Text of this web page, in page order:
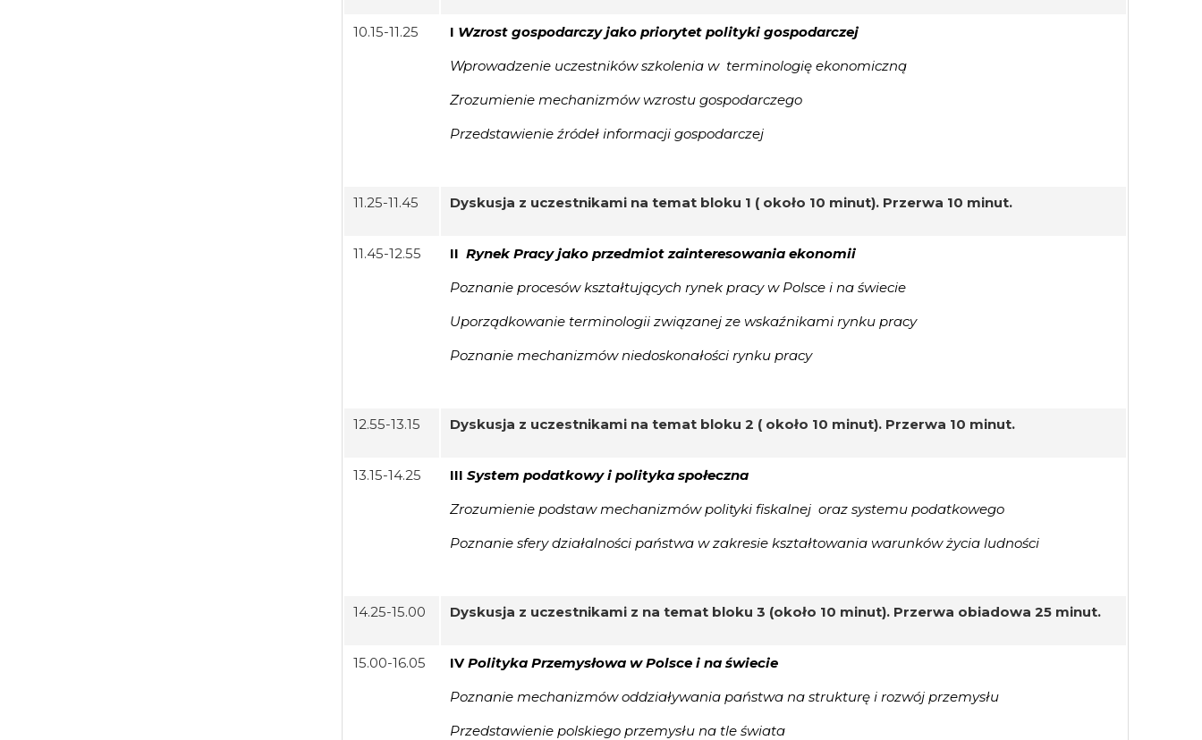
10.15-11.25 I Wzrost gospodarczy jako priorytet polityki gospodarczej
Wprowadzenie uczestników szkolenia w terminologię ekonomiczną
Zrozumienie mechanizmów wzrostu gospodarczego
Przedstawienie źródeł informacji gospodarczej
11.25-11.45 Dyskusja z uczestnikami na temat bloku 1 ( około 10 minut). Przerwa 10 minut.
11.45-12.55 II Rynek Pracy jako przedmiot zainteresowania ekonomii
Poznanie procesów kształtujących rynek pracy w Polsce i na świecie
Uporządkowanie terminologii związanej ze wskaźnikami rynku pracy
Poznanie mechanizmów niedoskonałości rynku pracy
12.55-13.15 Dyskusja z uczestnikami na temat bloku 2 ( około 10 minut). Przerwa 10 minut.
13.15-14.25 III System podatkowy i polityka społeczna
Zrozumienie podstaw mechanizmów polityki fiskalnej oraz systemu podatkowego
Poznanie sfery działalności państwa w zakresie kształtowania warunków życia ludności
14.25-15.00 Dyskusja z uczestnikami z na temat bloku 3 (około 10 minut). Przerwa obiadowa 25 minut.
15.00-16.05 IVPolityka Przemysłowa w Polsce i na świecie
Poznanie mechanizmów oddziaływania państwa na strukturę i rozwój przemysłu
Przedstawienie polskiego przemysłu na tle świata